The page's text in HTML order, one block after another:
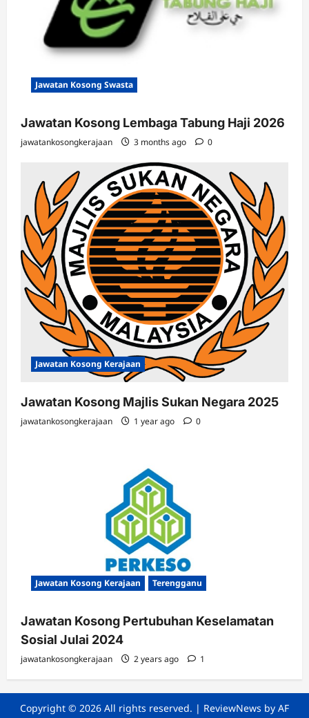
Jawatan Kosong Swasta
Jawatan Kosong Lembaga Tabung Haji 2026
jawatankosongkerajaan 3 months ago 0
Jawatan Kosong Kerajaan
Jawatan Kosong Majlis Sukan Negara 2025
jawatankosongkerajaan 1 year ago 0
Jawatan Kosong Kerajaan Terengganu
Jawatan Kosong Pertubuhan Keselamatan
Sosial Julai 2024
jawatankosongkerajaan 2 years ago 1
Copyright © 2026 All rights reserved. | ReviewNews by AF